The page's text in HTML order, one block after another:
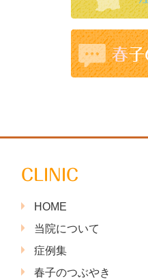
CLINIC
HOME
当院について
症例集
春子のつぶやき